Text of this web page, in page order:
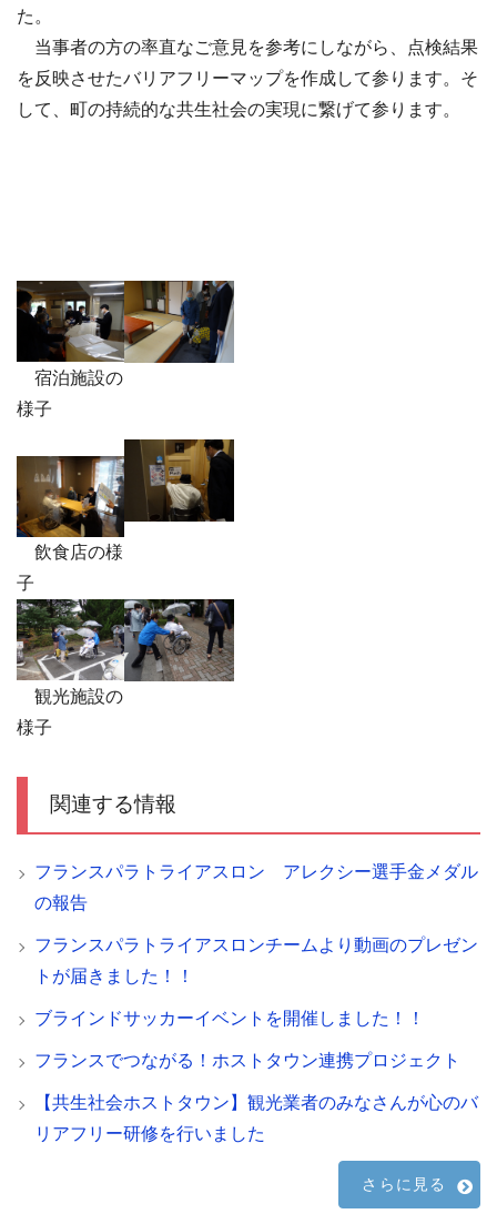
た。
当事者の方の率直なご意見を参考にしながら、点検結果
を反映させたバリアフリーマップを作成して参ります。そ
して、町の持続的な共生社会の実現に繋げて参ります。
宿泊施設の
様子
飲食店の様
子
観光施設の
様子
関連する情報
フランスパラトライアスロン アレクシー選手金メダル
の報告
フランスパラトライアスロンチームより動画のプレゼン
トが届きました！！
ブラインドサッカーイベントを開催しました！！
フランスでつながる！ホストタウン連携プロジェクト
【共生社会ホストタウン】観光業者のみなさんが心のバ
リアフリー研修を行いました
さらに見る